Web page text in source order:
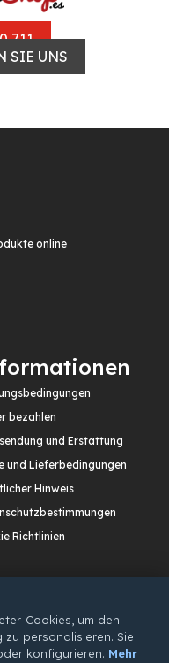
711
SIE UNS
online
bezahlen
und Erstattung
und Lieferbedingungen
Hinweis
Richtlinien
Cookies, um den
personalisieren. Sie
konfigurieren. Mehr